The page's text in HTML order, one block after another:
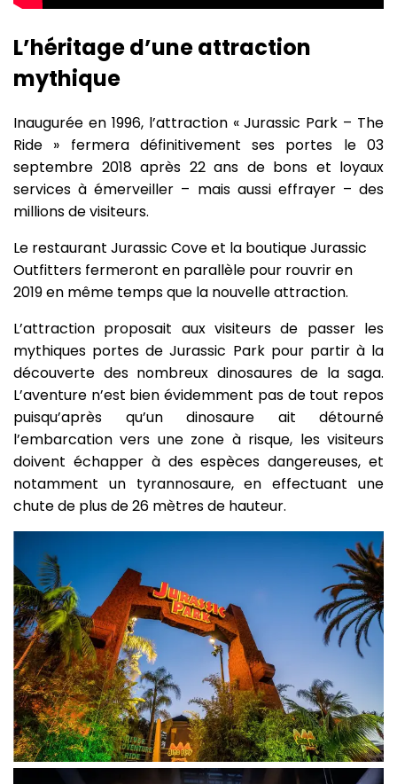
L’héritage d’une attraction
mythique
Inaugurée en 1996, l’attraction « Jurassic Park – The
Ride » fermera définitivement ses portes le 03
septembre 2018 après 22 ans de bons et loyaux
services à émerveiller – mais aussi effrayer – des
millions de visiteurs.
Le restaurant Jurassic Cove et la boutique Jurassic
Outfitters fermeront en parallèle pour rouvrir en
2019 en même temps que la nouvelle attraction.
L’attraction proposait aux visiteurs de passer les
mythiques portes de Jurassic Park pour partir à la
découverte des nombreux dinosaures de la saga.
L’aventure n’est bien évidemment pas de tout repos
puisqu’après qu’un dinosaure ait détourné
l’embarcation vers une zone à risque, les visiteurs
doivent échapper à des espèces dangereuses, et
notamment un tyrannosaure, en effectuant une
chute de plus de 26 mètres de hauteur.